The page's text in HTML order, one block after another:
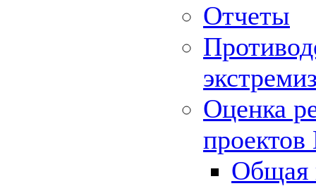
Отчеты
Оценка
Общая